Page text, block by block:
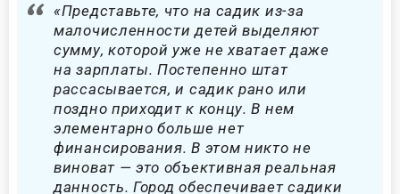
«Представьте, что на садик из-за
малочисленности детей выделяют
сумму, которой уже не хватает даже
на зарплаты. Постепенно штат
рассасывается, и садик рано или
поздно приходит к концу. В нем
элементарно больше нет
финансирования. В этом никто не
виноват — это объективная реальная
данность. Город обеспечивает садики